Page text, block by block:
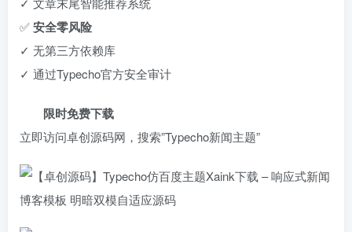
✅ ​安全零风险
✓ 无第三方依赖库
✓ 通过Typecho官方安全审计
限时免费下载
立即访问卓创源码网，搜索”Typecho新闻主题”